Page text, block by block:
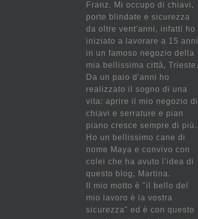
Franz. Mi occupo di chiavi,
porte blindate e sicurezza
da oltre vent'anni, infatti ho
iniziato a lavorare a 15 anni
in un famoso negozio della
mia bellissima città, Trieste.
Da un paio d'anni ho
realizzato il sogno di una
vita: aprire il mio negozio di
chiavi e serrature e pian
piano cresce sempre di più.
Ho un bellissimo cane di
nome Maya e convivo con
colei che ha avuto l'idea di
questo blog, Martina.
Il mio motto è "il bello del
mio lavoro è la vostra
sicurezza" ed è con questo